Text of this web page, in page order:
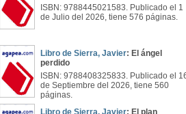
ISBN: 9788445021583. Publicado el 1
de Julio del 2026, tiene 576 páginas.
Libro de Sierra, Javier: El ángel
perdido
ISBN: 9788408325833. Publicado el
de Septiembre del 2026, tiene 560
páginas.
Libro de Sierra, Javier: El plan